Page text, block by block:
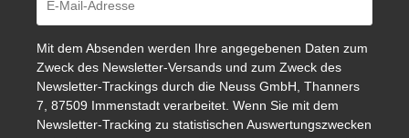
Mit dem Absenden werden Ihre angegebenen Daten zum
Zweck des Newsletter-Versands und zum Zweck des
Newsletter-Trackings durch die Neuss GmbH, Thanners
7, 87509 Immenstadt verarbeitet. Wenn Sie mit dem
Newsletter-Tracking zu statistischen Auswertungszwecken